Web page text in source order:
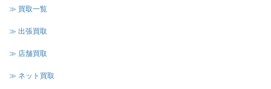
≫ 買取一覧
≫ 出張買取
≫ 店舗買取
≫ ネット買取